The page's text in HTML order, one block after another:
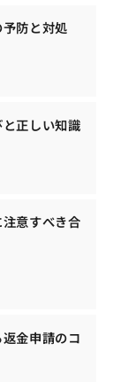
防と対処
正しい知識
意すべき合
金申請のコ